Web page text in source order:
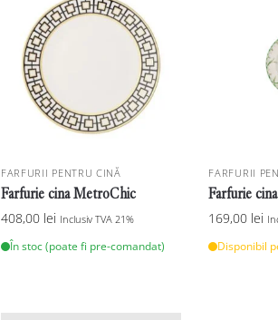
FARFURII PENTRU CINĂ
Farfurie cina MetroChic
408,00 lei Inclusiv TVA 21%
În stoc (poate fi pre-comandat)
FARFURII
Farfurie
169,00 lei
Disponibil